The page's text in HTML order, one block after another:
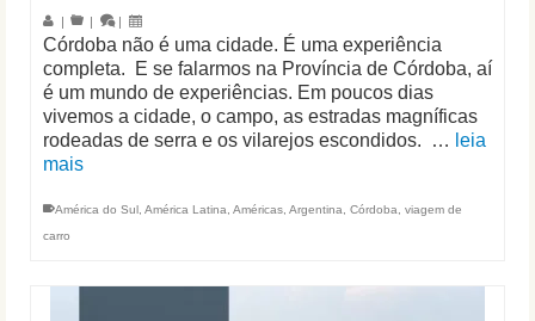
| | |
Córdoba não é uma cidade. É uma experiência
completa. E se falarmos na Província de Córdoba, aí
é um mundo de experiências. Em poucos dias
vivemos a cidade, o campo, as estradas magníficas
rodeadas de serra e os vilarejos escondidos. … leia
mais
América do Sul América Latina Américas Argentina Córdoba
viagem de
carro